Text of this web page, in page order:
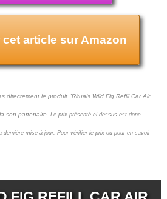
article sur Amazon
directement le produit "Rituals Wild Fig Refill Car Air
son partenaire. Le prix présenté ci-dessus est donc
dernière mise à jour. Pour vérifier le prix ou pour en savoir